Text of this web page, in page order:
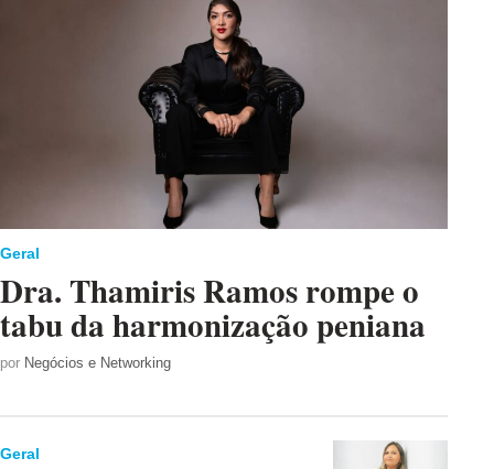
Geral
Dra. Thamiris Ramos rompe o
tabu da harmonização peniana
por Negócios e Networking
Geral